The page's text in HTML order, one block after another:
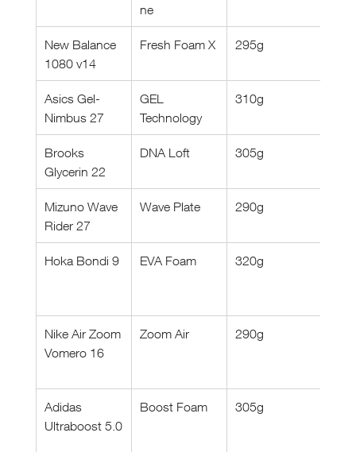
ne
New Balance
1080 v14
Fresh Foam X 295g
Asics Gel-
Nimbus 27
GEL
Technology
310g
Brooks
Glycerin 22
DNA Loft 305g
Mizuno Wave
Rider 27
Wave Plate 290g
Hoka Bondi 9 EVA Foam 320g
Nike Air Zoom
Vomero 16
Zoom Air 290g
Adidas
Ultraboost 5.0
Boost Foam 305g